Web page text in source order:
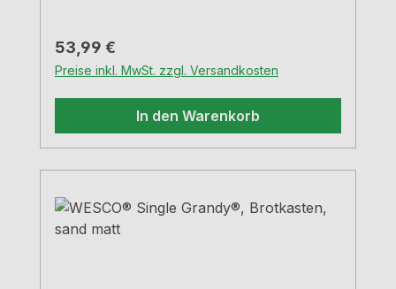
Regulärer Preis:
53,99 €
Preise inkl. MwSt. zzgl. Versandkosten
In den Warenkorb